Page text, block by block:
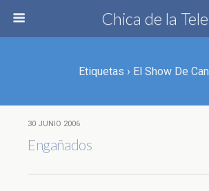
Chica de la Tele
Etiquetas › El Show De
30 JUNIO 2006
Engañados